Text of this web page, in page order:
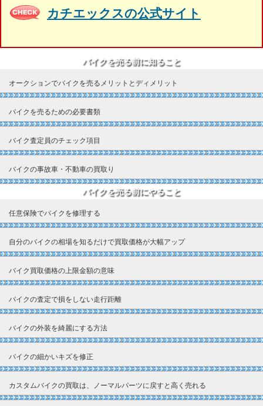
カチエックスの公式サイト
バイクを売る前に知ること
オークションでバイクを売るメリットとディメリット
バイクを売るための必要書類
バイク査定員のチェック項目
バイクの事故車・不動車の買取り
バイクを売る前にやること
任意保険でバイクを修理する
自分のバイクの相場を知るだけで買取価格が大幅アップ
バイク買取価格の上限金額の意味
バイクの査定で損をしない走行距離
バイクの外装を綺麗にする方法
バイクの細かいキズを修正
カスタムバイクの買取は、ノーマルパーツに戻すと高く売れる